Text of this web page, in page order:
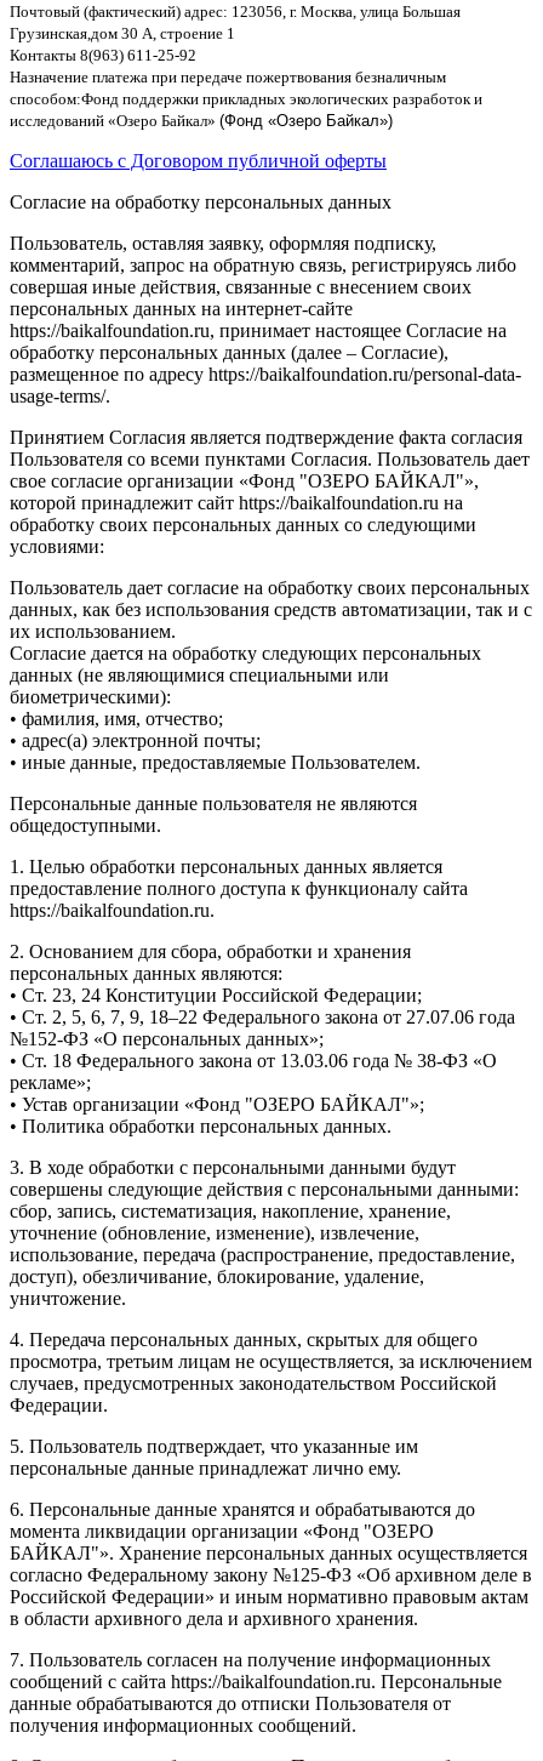
Почтовый (фактический) адрес: 123056, г. Москва улица Большая
Грузинская дом 30 А строение 1
Контакты 8(963) 611-25-92
Назначение платежа при передаче пожертвования безналичным
способом:Фонд поддержки прикладных экологических разработок и
исследований «Озеро Байкал» (Фонд «Озеро Байкал»)
Соглашаюсь с Договором публичной оферты
Согласие на обработку персональных данных
Пользователь, оставляя заявку, оформляя подписку,
комментарий, запрос на обратную связь, регистрируясь либо
совершая иные действия, связанные с внесением своих
персональных данных на интернет-сайте
https://baikalfoundation.ru, принимает настоящее Согласие на
обработку персональных данных (далее – Согласие),
размещенное по адресу https://baikalfoundation.ru/personal-data-
usage-terms/.
Принятием Согласия является подтверждение факта согласия
Пользователя со всеми пунктами Согласия. Пользователь дает
свое согласие организации «Фонд "ОЗЕРО БАЙКАЛ"»,
которой принадлежит сайт https://baikalfoundation.ru на
обработку своих персональных данных со следующими
условиями:
Пользователь дает согласие на обработку своих персональных
данных, как без использования средств автоматизации, так и с
их использованием.
Согласие дается на обработку следующих персональных
данных (не являющимися специальными или
биометрическими):
• фамилия, имя, отчество;
• адрес(а) электронной почты;
• иные данные, предоставляемые Пользователем.
Персональные данные пользователя не являются
общедоступными.
1. Целью обработки персональных данных является
предоставление полного доступа к функционалу сайта
https://baikalfoundation.ru.
2. Основанием для сбора, обработки и хранения
персональных данных являются:
• Ст. 23, 24 Конституции Российской Федерации;
• Ст. 2, 5, 6, 7, 9, 18–22 Федерального закона от 27.07.06 года
№152-ФЗ «О персональных данных»;
• Ст. 18 Федерального закона от 13.03.06 года № 38-ФЗ «О
рекламе»;
• Устав организации «Фонд "ОЗЕРО БАЙКАЛ"»;
• Политика обработки персональных данных.
3. В ходе обработки с персональными данными будут
совершены следующие действия с персональными данными:
сбор, запись, систематизация, накопление, хранение,
уточнение (обновление, изменение), извлечение,
использование, передача (распространение, предоставление,
доступ), обезличивание, блокирование, удаление,
уничтожение.
4. Передача персональных данных, скрытых для общего
просмотра, третьим лицам не осуществляется, за исключением
случаев, предусмотренных законодательством Российской
Федерации.
5. Пользователь подтверждает, что указанные им
персональные данные принадлежат лично ему.
6. Персональные данные хранятся и обрабатываются до
момента ликвидации организации «Фонд "ОЗЕРО
БАЙКАЛ"». Хранение персональных данных осуществляется
согласно Федеральному закону №125-ФЗ «Об архивном деле в
Российской Федерации» и иным нормативно правовым актам
в области архивного дела и архивного хранения.
7. Пользователь согласен на получение информационных
сообщений с сайта https://baikalfoundation.ru. Персональные
данные обрабатываются до отписки Пользователя от
получения информационных сообщений.